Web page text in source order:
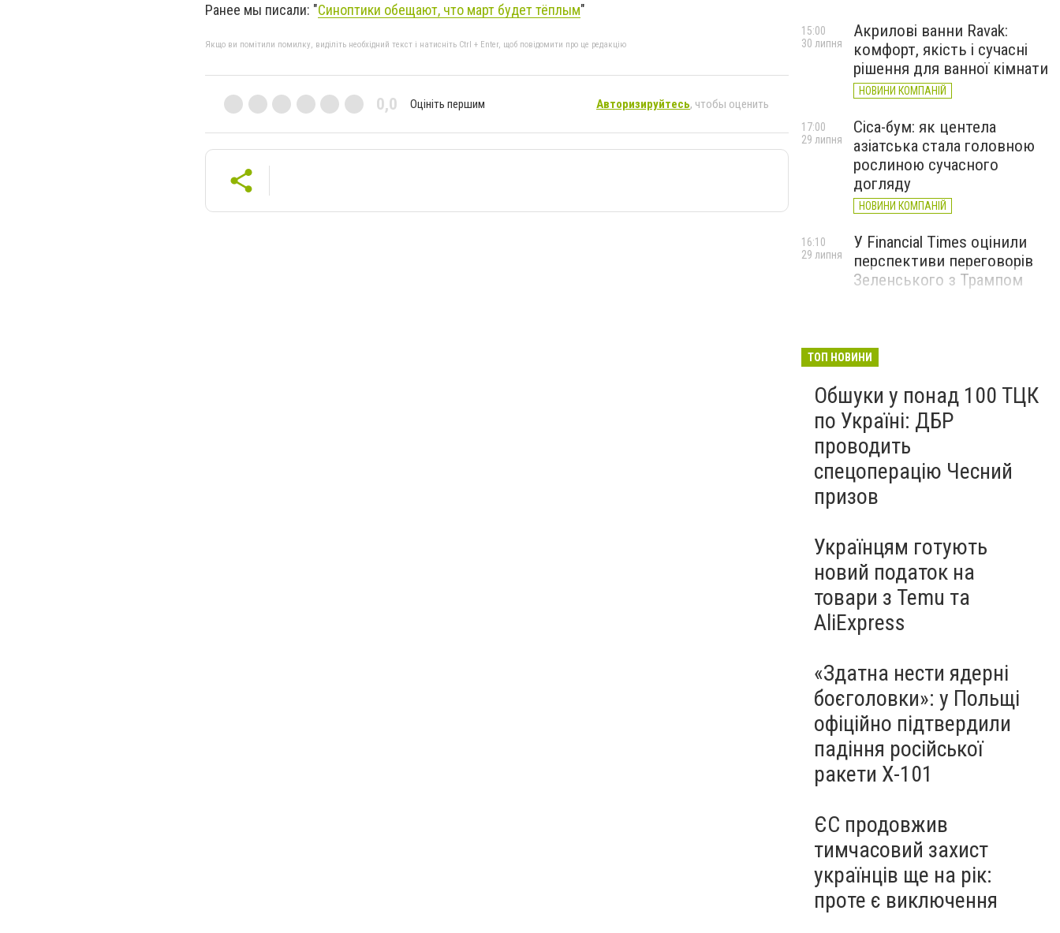
Ранее мы писали: "Синоптики обещают, что март будет тёплым"
Якщо ви помітили помилку, виділіть необхідний текст і натисніть Ctrl + Enter, щоб повідомити про це редакцію
0,0 Оцініть першим Авторизируйтесь, чтобы оценить
Акрилові ванни Ravak:
комфорт, якість і сучасні
рішення для ванної кімнати
НОВИНИ КОМПАНІЙ
15:00
30 липня
Cica-бум: як центела
азіатська стала головною
рослиною сучасного
догляду
НОВИНИ КОМПАНІЙ
17:00
29 липня
У Financial Times оцінили
перспективи переговорів
Зеленського з Трампом
16:10
29 липня
ТОП НОВИНИ
Обшуки у понад 100 ТЦК
по Україні: ДБР
проводить
спецоперацію Чесний
призов
Українцям готують
новий податок на
товари з Temu та
AliExpress
«Здатна нести ядерні
боєголовки»: у Польщі
офіційно підтвердили
падіння російської
ракети Х-101
ЄС продовжив
тимчасовий захист
українців ще на рік:
проте є виключення